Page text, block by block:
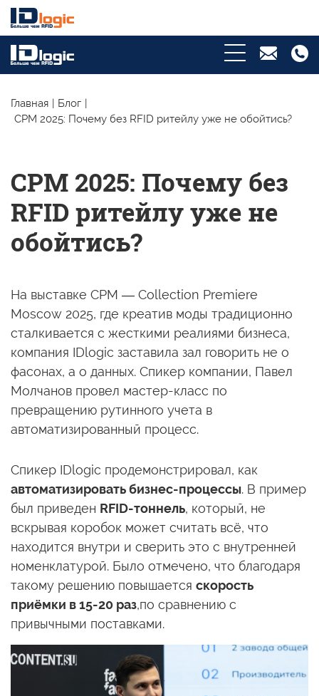
Главная | Блог |
CPM 2025: Почему без RFID ритейлу уже не обойтись?
CPM 2025: Почему без
RFID ритейлу уже не
обойтись?
На выставке CPM — Collection Premiere
Moscow 2025, где креатив моды традиционно
сталкивается с жесткими реалиями бизнеса,
компания IDlogic заставила зал говорить не о
фасонах, а о данных. Спикер компании, Павел
Молчанов провел мастер-класс по
превращению рутинного учета в
автоматизированный процесс.
Спикер IDlogic продемонстрировал, как
автоматизировать бизнес-процессы. В пример
был приведен RFID-тоннель, который, не
вскрывая коробок может считать всё, что
находится внутри и сверить это с внутренней
номенклатурой. Было отмечено, что благодаря
такому решению повышается скорость
приёмки в 15-20 раз,по сравнению с
привычными поставками.